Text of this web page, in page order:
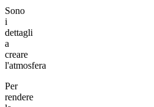
Sono
i
dettagli
a
creare
l'atmosfera
Per
rendere